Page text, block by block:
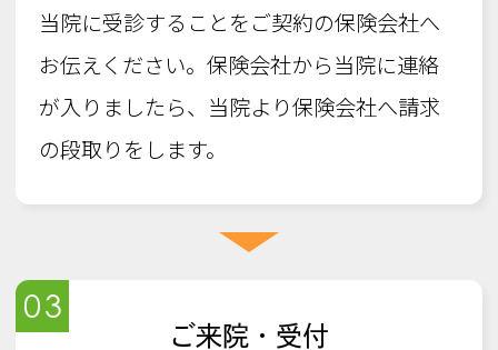
当院に受診することをご契約の保険会社へ
お伝えください。保険会社から当院に連絡
が入りましたら、当院より保険会社へ請求
の段取りをします。
03
ご来院・受付